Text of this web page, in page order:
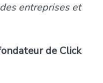
entreprises et
de Click